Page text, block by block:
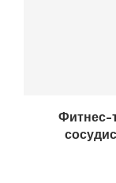
Фитнес-